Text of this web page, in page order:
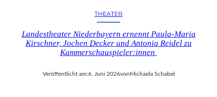
THEATER
Landestheater Niederbayern ernennt Paula-Maria
Kirschner, Jochen Decker und Antonia Reidel zu
Kammerschauspieler:innen
Veröffentlicht am:6. Juni 2026vonMichaela Schabel